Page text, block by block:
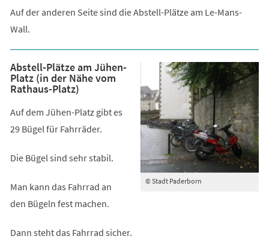
Auf der anderen Seite sind die Abstell-Plätze am Le-Mans-
Wall.
© Stadt Paderborn
Abstell-Plätze am Jühen-
Platz (in der Nähe vom
Rathaus-Platz)
Auf dem Jühen-Platz gibt es
29 Bügel für Fahrräder.
Die Bügel sind sehr stabil.
Man kann das Fahrrad an
den Bügeln fest machen.
Dann steht das Fahrrad sicher.